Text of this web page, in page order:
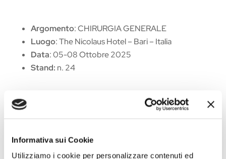
Informativa sui Cookie
Utilizziamo i cookie per personalizzare contenuti ed
Argomento: CHIRURGIA GENERALE
Luogo: The Nicolaus Hotel – Bari – Italia
Data: 05-08 Ottobre 2025
Stand: n. 24